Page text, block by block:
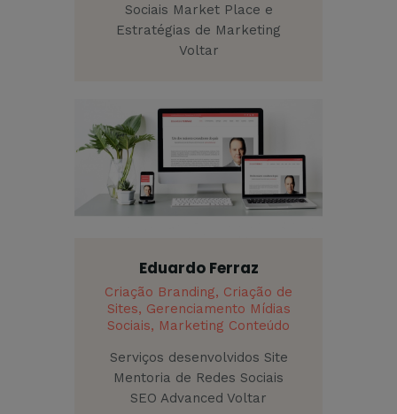
Sociais Market Place e
Estratégias de Marketing
Voltar
Eduardo Ferraz
Criação Branding, Criação de
Sites, Gerenciamento Mídias
Sociais, Marketing Conteúdo
Serviços desenvolvidos Site
Mentoria de Redes Sociais
SEO Advanced Voltar